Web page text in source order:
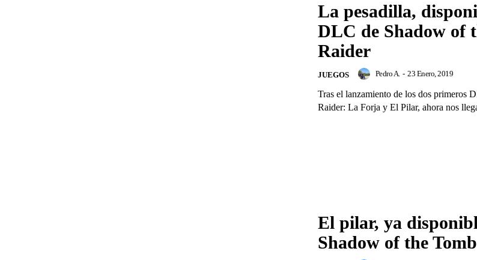
La pesadilla,
DLC de Shadow of
Raider
JUEGOS Pedro A. - 23 Enero, 2019
Tras el lanzamiento de los dos primeros
Raider: La Forja y El Pilar, ahora nos
El pilar, ya
Shadow of the